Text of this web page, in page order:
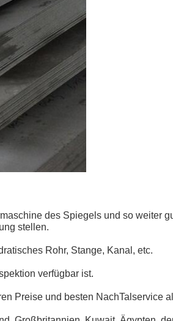
des Spiegels und so weiter
stellen.
Rohr, Stange, Kanal, etc.
verfügbar ist.
Preise und besten NachTalservice